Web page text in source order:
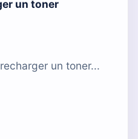
un toner
un toner...